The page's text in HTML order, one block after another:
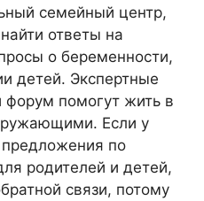
семейный центр,
ответы на
о беременности,
детей. Экспертные
помогут жить в
Если у
по
родителей и детей,
связи, потому